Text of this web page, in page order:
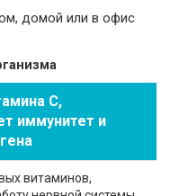
домой или в офис
С,
иммунитет и
витаминов,